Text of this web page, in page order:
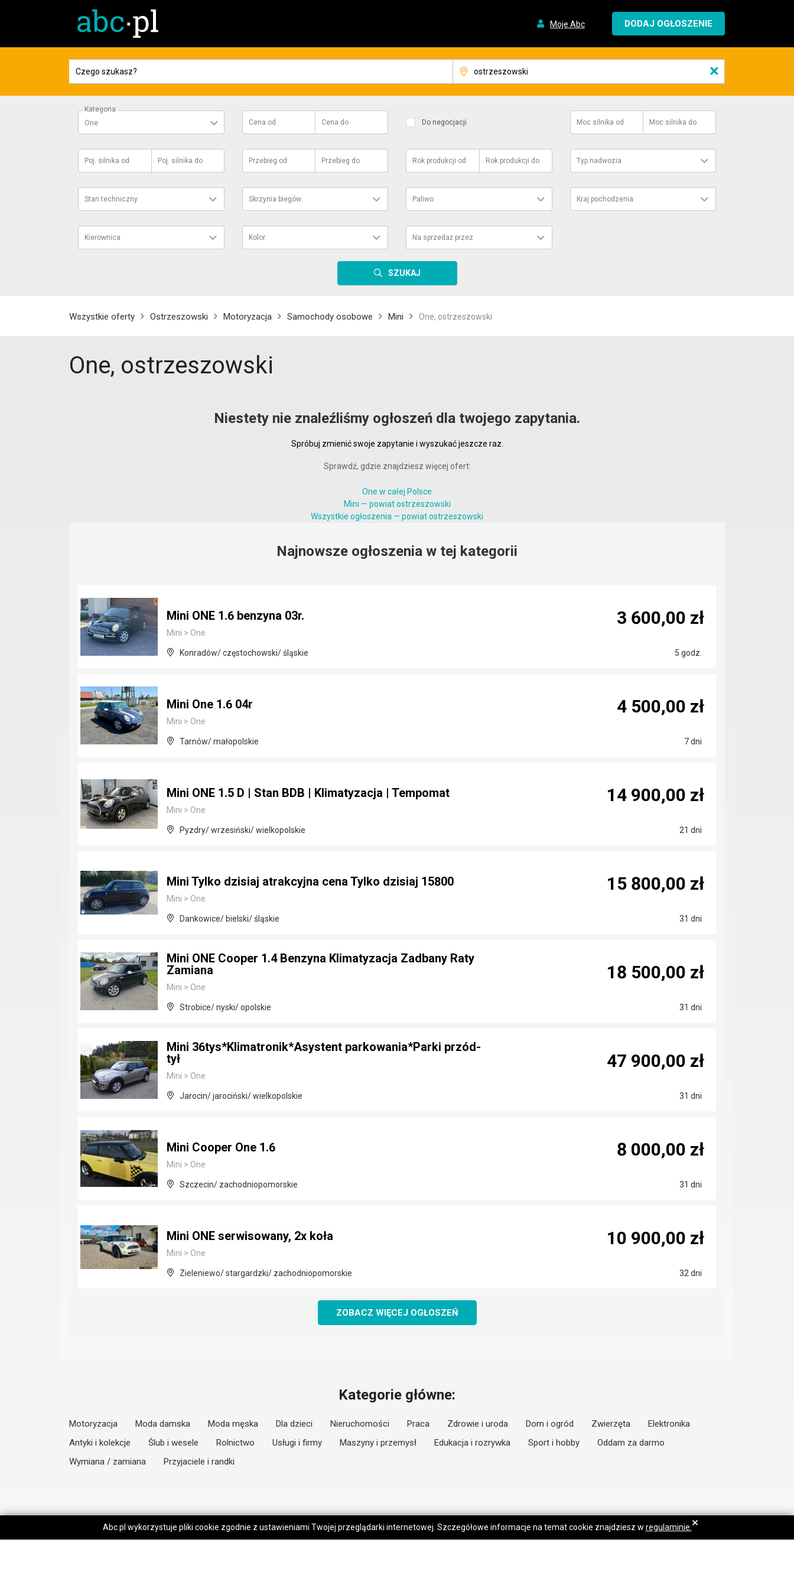
Moje Abc DODAJ OGŁOSZENIE
×
Kategoria
One
Cena od Cena do Do negocjacji Moc silnika od Moc silnika do
Poj. silnika od Poj. silnika do Przebieg od Przebieg do Rok produkcji od Rok produkcji do Typ nadwozia
Stan techniczny Skrzynia biegów Paliwo Kraj pochodzenia
Kierownica Kolor Na sprzedaż przez
SZUKAJ
Wszystkie oferty Ostrzeszowski Motoryzacja Samochody osobowe Mini One, ostrzeszowski
One, ostrzeszowski
Niestety nie znaleźliśmy ogłoszeń dla twojego zapytania.
Spróbuj zmienić swoje zapytanie i wyszukać jeszcze raz.
Sprawdź, gdzie znajdziesz więcej ofert:
One w całej Polsce
Mini — powiat ostrzeszowski
Wszystkie ogłoszenia — powiat ostrzeszowski
Najnowsze ogłoszenia w tej kategorii
Mini ONE 1.6 benzyna 03r.
Mini > One
Konradów/ częstochowski/ śląskie 5 godz.
3 600,00 zł
Mini One 1.6 04r
Mini > One
Tarnów/ małopolskie 7 dni
4 500,00 zł
Mini ONE 1.5 D | Stan BDB | Klimatyzacja | Tempomat
Mini > One
Pyzdry/ wrzesiński/ wielkopolskie 21 dni
14 900,00 zł
Mini Tylko dzisiaj atrakcyjna cena Tylko dzisiaj 15800
Mini > One
Dankowice/ bielski/ śląskie 31 dni
15 800,00 zł
Mini ONE Cooper 1.4 Benzyna Klimatyzacja Zadbany Raty
Zamiana
Mini > One
Strobice/ nyski/ opolskie 31 dni
18 500,00 zł
Mini 36tys*Klimatronik*Asystent parkowania*Parki przód-
tył
Mini > One
Jarocin/ jarociński/ wielkopolskie 31 dni
47 900,00 zł
Mini Cooper One 1.6
Mini > One
Szczecin/ zachodniopomorskie 31 dni
8 000,00 zł
Mini ONE serwisowany, 2x koła
Mini > One
Zieleniewo/ stargardzki/ zachodniopomorskie 32 dni
10 900,00 zł
ZOBACZ WIĘCEJ OGŁOSZEŃ
Kategorie główne:
Motoryzacja Moda damska Moda męska Dla dzieci Nieruchomości Praca Zdrowie i uroda Dom i ogród Zwierzęta
Elektronika
Antyki i kolekcje
Ślub i wesele Rolnictwo Usługi i firmy Maszyny i przemysł Edukacja i rozrywka Sport i hobby
Oddam za darmo
Wymiana / zamiana
Przyjaciele i randki
Abc.pl wykorzystuje pliki cookie zgodnie z ustawieniami Twojej przeglądarki internetowej. Szczegółowe informacje na temat cookie znajdziesz w regulaminie. ×